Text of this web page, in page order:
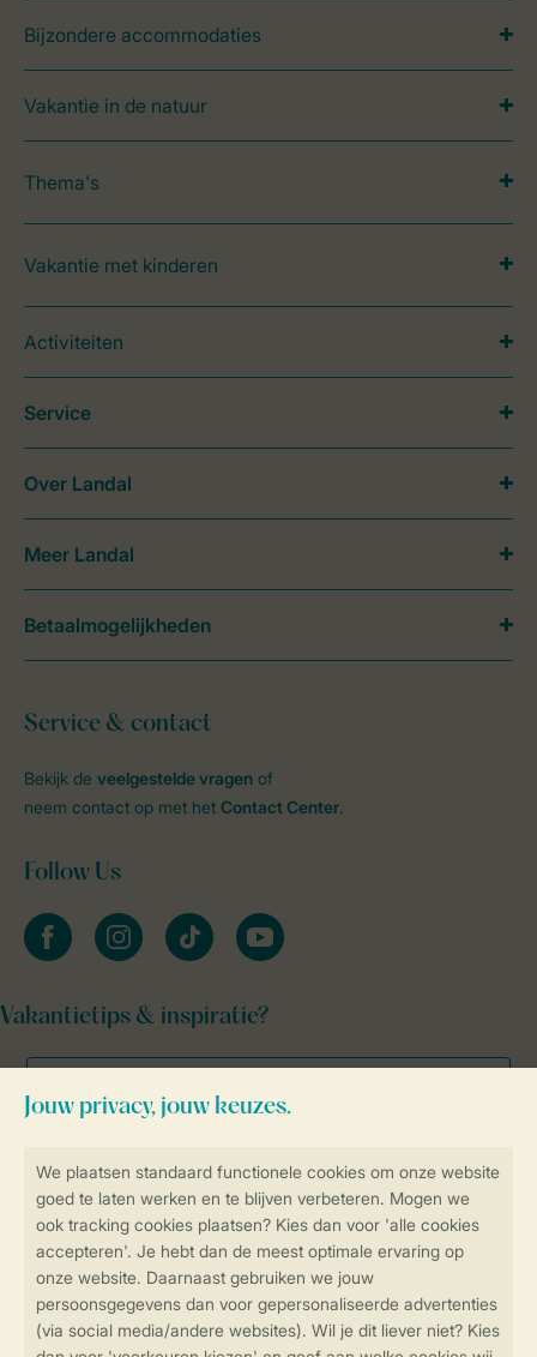
Veilig en snel online boeken
Veilige gegevensoverdracht
Veilige betaling
Bijzondere accommodaties
Vakantie in de natuur
Thema's
Vakantie met kinderen
Activiteiten
Service & contact
Bekijk de veelgestelde vragen of
neem contact op met het Contact Center.
Follow Us
facebookinstagramtiktok youtube
Vakantietips & inspiratie?
Service
Over Landal
Meer Landal
Betaalmogelijkheden